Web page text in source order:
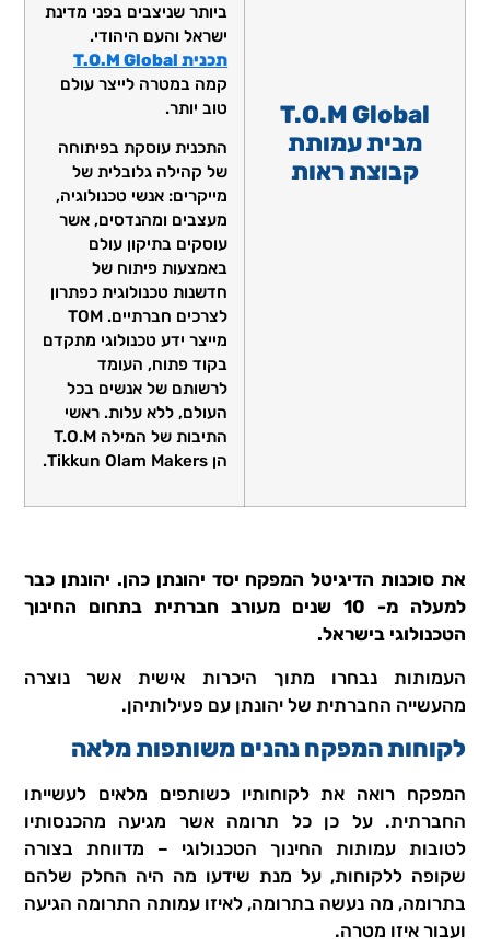
T.O.M Global
מבית עמותת
קבוצת ראות
ביותר שניצבים בפני מדינת
ישראל והעם היהודי.
תכנית T.O.M Global
קמה במטרה לייצר עולם
טוב יותר.
התכנית עוסקת בפיתוחה
של קהילה גלובלית של
מייקרים: אנשי טכנולוגיה,
מעצבים ומהנדסים, אשר
עוסקים בתיקון עולם
באמצעות פיתוח של
חדשנות טכנולוגית כפתרון
לצרכים חברתיים. TOM
מייצר ידע טכנולוגי מתקדם
בקוד פתוח, העומד
לרשותם של אנשים בכל
העולם, ללא עלות. ראשי
התיבות של המילה T.O.M
הן Tikkun Olam Makers.
את סוכנות הדיגיטל המפקח יסד יהונתן כהן. יהונתן כבר
למעלה מ- 10 שנים מעורב חברתית בתחום החינוך
הטכנולוגי בישראל.
העמותות נבחרו מתוך היכרות אישית אשר נוצרה
מהעשייה החברתית של יהונתן עם פעילותיהן.
לקוחות המפקח נהנים משותפות מלאה
המפקח רואה את לקוחותיו כשותפים מלאים לעשייתו
החברתית. על כן כל תרומה אשר מגיעה מהכנסותיו
לטובות עמותות החינוך הטכנולוגי – מדווחת בצורה
שקופה ללקוחות, על מנת שידעו מה היה החלק שלהם
בתרומה, מה נעשה בתרומה, לאיזו עמותה התרומה הגיעה
ועבור איזו מטרה.